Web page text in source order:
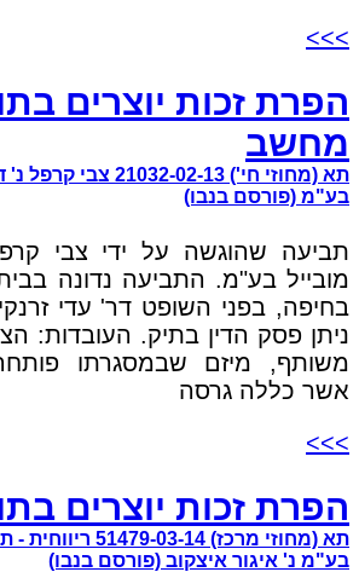
>>>
הפרת זכות יוצרים
מחשב
תא (מחוזי חי') 21032-02-
בע"מ (פורסם בנבו)
תביעה שהוגשה על ידי צבי
מובייל בע"מ. התביעה נדונה
ניתן פסק הדין בתיק. העובדות:
משותף, מיזם שבמסגרתו
אשר כללה גרסה
>>>
הפרת זכות יוצרים
בע"מ נ' איגור איצקוב (פורסם בנבו)